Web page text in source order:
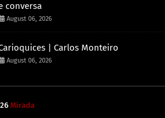
conversa
August 06, 2026
| Carlos Monteiro
August 06, 2026
Mirada